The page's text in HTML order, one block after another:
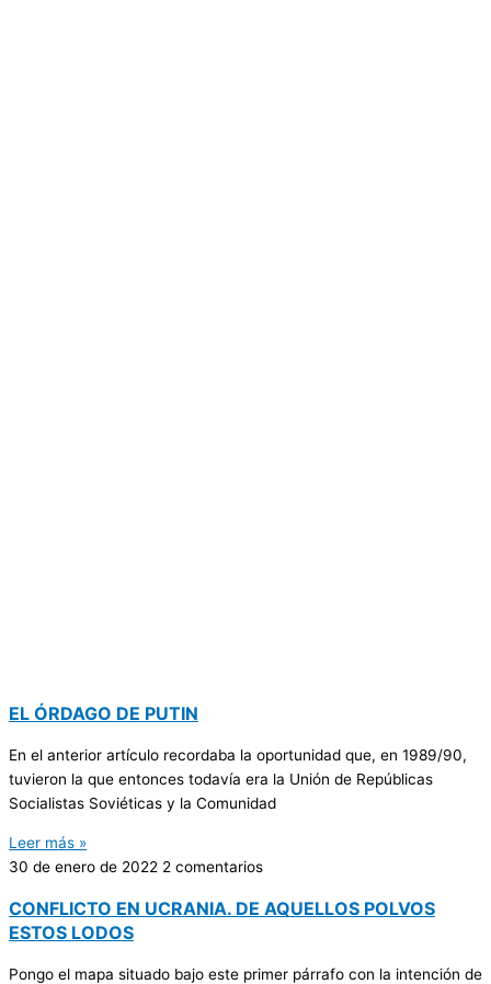
EL ÓRDAGO DE PUTIN
En el anterior artículo recordaba la oportunidad que, en 1989/90,
tuvieron la que entonces todavía era la Unión de Repúblicas
Socialistas Soviéticas y la Comunidad
Leer más »
30 de enero de 2022 2 comentarios
CONFLICTO EN UCRANIA. DE AQUELLOS POLVOS
ESTOS LODOS
Pongo el mapa situado bajo este primer párrafo con la intención de